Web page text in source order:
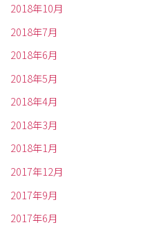
2018年10月
2018年7月
2018年6月
2018年5月
2018年4月
2018年3月
2018年1月
2017年12月
2017年9月
2017年6月